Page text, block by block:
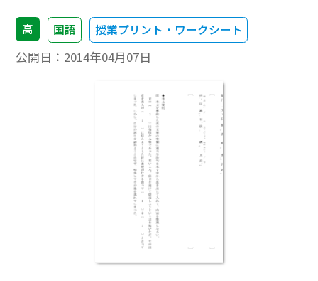
高 国語 授業プリント・ワークシート
公開日： 2014年04月07日